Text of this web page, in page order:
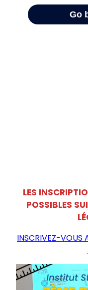
LES
POSSIBLES
INSCRIVEZ-VOUS